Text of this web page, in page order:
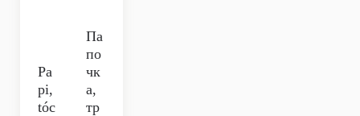
Pa
pi,
tóc
Па
по
чк
а,
тр